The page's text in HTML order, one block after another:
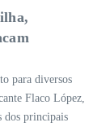
para diversos
Flaco López,
dos principais